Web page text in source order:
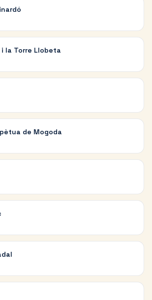
la Torre Llobeta
de Mogoda